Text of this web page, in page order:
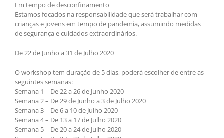
Em tempo de desconfinamento
Estamos focados na responsabilidade que será trabalhar com
crianças e jovens em tempo de pandemia, assumindo medidas
de segurança e cuidados extraordinários.
De 22 de Junho a 31 de Julho 2020
O workshop tem duração de 5 dias, poderá escolher de entre as
seguintes semanas:
Semana 1 – De 22 a 26 de Junho 2020
Semana 2 – De 29 de Junho a 3 de Julho 2020
Semana 3 – De 6 a 10 de Julho 2020
Semana 4 – De 13 a 17 de Julho 2020
Semana 5 – De 20 a 24 de Julho 2020